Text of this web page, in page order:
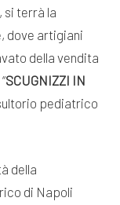
si terrà la
dove artigiani
della vendita
SCUGNIZZI IN
pediatrico
della
di Napoli